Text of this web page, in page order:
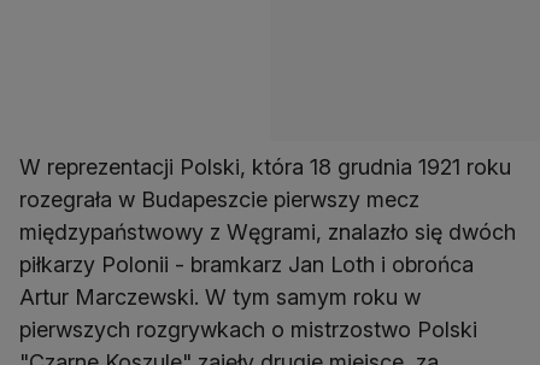
W reprezentacji Polski, która 18 grudnia 1921 roku
rozegrała w Budapeszcie pierwszy mecz
międzypaństwowy z Węgrami, znalazło się dwóch
piłkarzy Polonii - bramkarz Jan Loth i obrońca
Artur Marczewski. W tym samym roku w
pierwszych rozgrywkach o mistrzostwo Polski